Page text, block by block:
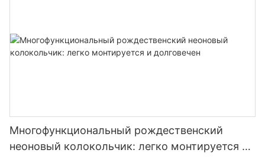
Многофункциональный рождественский
неоновый колокольчик: легко монтируется и